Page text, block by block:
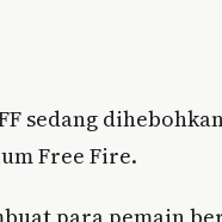
sedang
Free Fire.